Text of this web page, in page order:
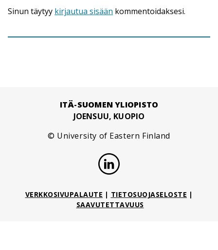
Sinun täytyy kirjautua sisään kommentoidaksesi.
ITÄ-SUOMEN YLIOPISTO
JOENSUU, KUOPIO
© University of Eastern Finland
VERKKOSIVUPALAUTE | TIETOSUOJASELOSTE |
SAAVUTETTAVUUS